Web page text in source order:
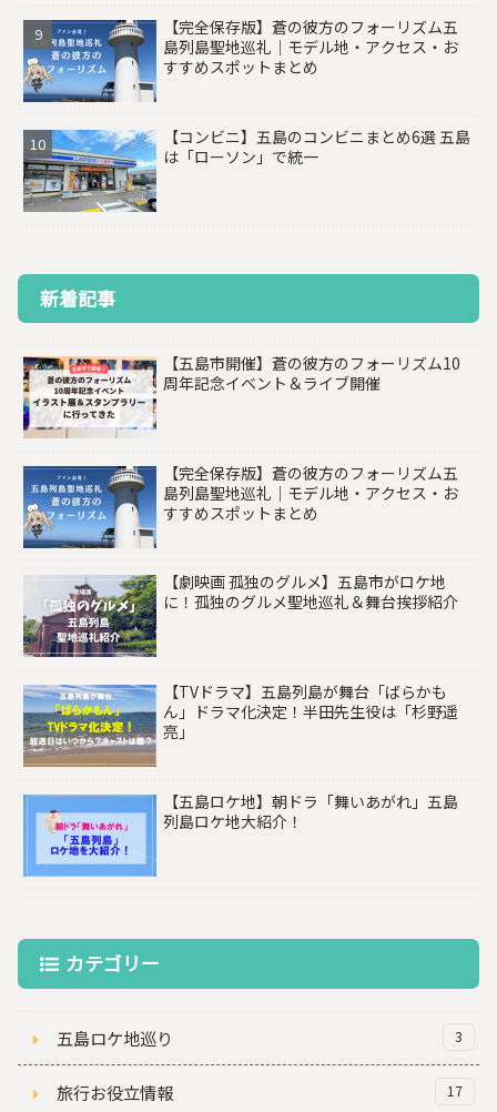
【完全保存版】蒼の彼方のフォーリズム五
島列島聖地巡礼｜モデル地・アクセス・お
すすめスポットまとめ
【コンビニ】五島のコンビニまとめ6選 五島
は「ローソン」で統一
新着記事
【五島市開催】蒼の彼方のフォーリズム10
周年記念イベント＆ライブ開催
【完全保存版】蒼の彼方のフォーリズム五
島列島聖地巡礼｜モデル地・アクセス・お
すすめスポットまとめ
【劇映画 孤独のグルメ】五島市がロケ地
に！孤独のグルメ聖地巡礼＆舞台挨拶紹介
【TVドラマ】五島列島が舞台「ばらかも
ん」ドラマ化決定！半田先生役は「杉野遥
亮」
【五島ロケ地】朝ドラ「舞いあがれ」五島
列島ロケ地大紹介！
カテゴリー
五島ロケ地巡り 3
旅行お役立情報 17